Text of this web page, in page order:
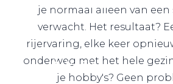
Zakelijk
je normaal alleen van
verwacht. Het resultaat?
rijervaring, elke keer
onderweg met het hele
je hobby's? Geen